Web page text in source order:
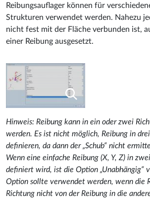
Reibungsauflager können für
Strukturen verwendet werden. Nahezu
nicht fest mit der Fläche verbunden ist,
einer Reibung ausgesetzt.
Hinweis: Reibung kann in ein oder zwei
werden. Es ist nicht möglich, Reibung in
definieren, da dann der „Schub“ nicht
Wenn eine einfache Reibung (X, Y, Z) in
definiert wird, ist die Option „Unabhängig“
Option sollte verwendet werden, wenn die
Richtung nicht von der Reibung in die